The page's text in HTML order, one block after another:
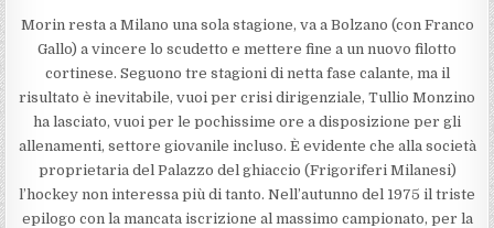
Morin resta a Milano una sola stagione, va a Bolzano (con Franco
Gallo) a vincere lo scudetto e mettere fine a un nuovo filotto
cortinese. Seguono tre stagioni di netta fase calante, ma il
risultato è inevitabile, vuoi per crisi dirigenziale, Tullio Monzino
ha lasciato, vuoi per le pochissime ore a disposizione per gli
allenamenti, settore giovanile incluso. È evidente che alla società
proprietaria del Palazzo del ghiaccio (Frigoriferi Milanesi)
l’hockey non interessa più di tanto. Nell’autunno del 1975 il triste
epilogo con la mancata iscrizione al massimo campionato, per la